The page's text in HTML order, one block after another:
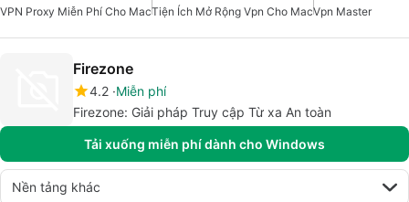
VPN Proxy Miễn Phí Cho MacTiện Ích Mở Rộng Vpn Cho MacVpn Master
Firezone
4.2 Miễn phí
Firezone: Giải pháp Truy cập Từ xa An toàn
Tải xuống miễn phí dành cho Windows
Nền tảng khác